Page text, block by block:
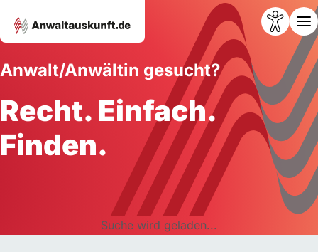
Anwalt/Anwältin gesucht?
Recht. Einfach.
Finden.
Suche wird geladen...